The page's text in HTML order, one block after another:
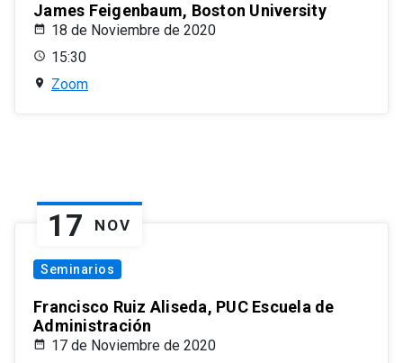
James Feigenbaum, Boston University
18 de Noviembre de 2020
15:30
Zoom
17 NOV
Seminarios
Francisco Ruiz Aliseda, PUC Escuela de
Administración
17 de Noviembre de 2020